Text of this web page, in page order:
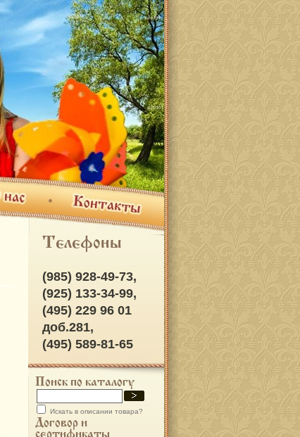
Контакты
Телефоны
(985) 928-49-73,
(925) 133-34-99,
(495) 229 96 01
доб.281,
(495) 589-81-65
Поиск по каталогу
Искать в описании товара?
Договор и
сертификаты